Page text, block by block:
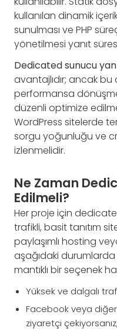
kullanılan dinamik
sunulması ve PHP
yönetilmesi yanıt
Dedicated sunucu
avantajlıdır; ancak
performansa
düzenli optimize
WordPress sitelerde
sorgu yoğunluğu ve
izlenmelidir.
Ne Zaman
Edilmeli?
Her proje için
trafikli, basit tanıtım
paylaşımlı hosting
aşağıdaki
mantıklı bir seçenek
Yüksek ve dalgalı
Facebook veya
ziyaretçi çekiyorsanız,